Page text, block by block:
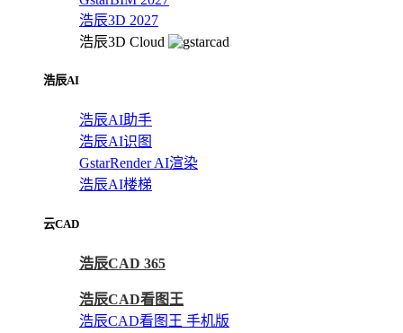
浩辰3D 2027
浩辰3D Cloud
浩辰AI
浩辰AI助手
浩辰AI识图
GstarRender AI渲染
浩辰AI楼梯
云CAD
浩辰CAD 365
浩辰CAD看图王
浩辰CAD看图王 手机版